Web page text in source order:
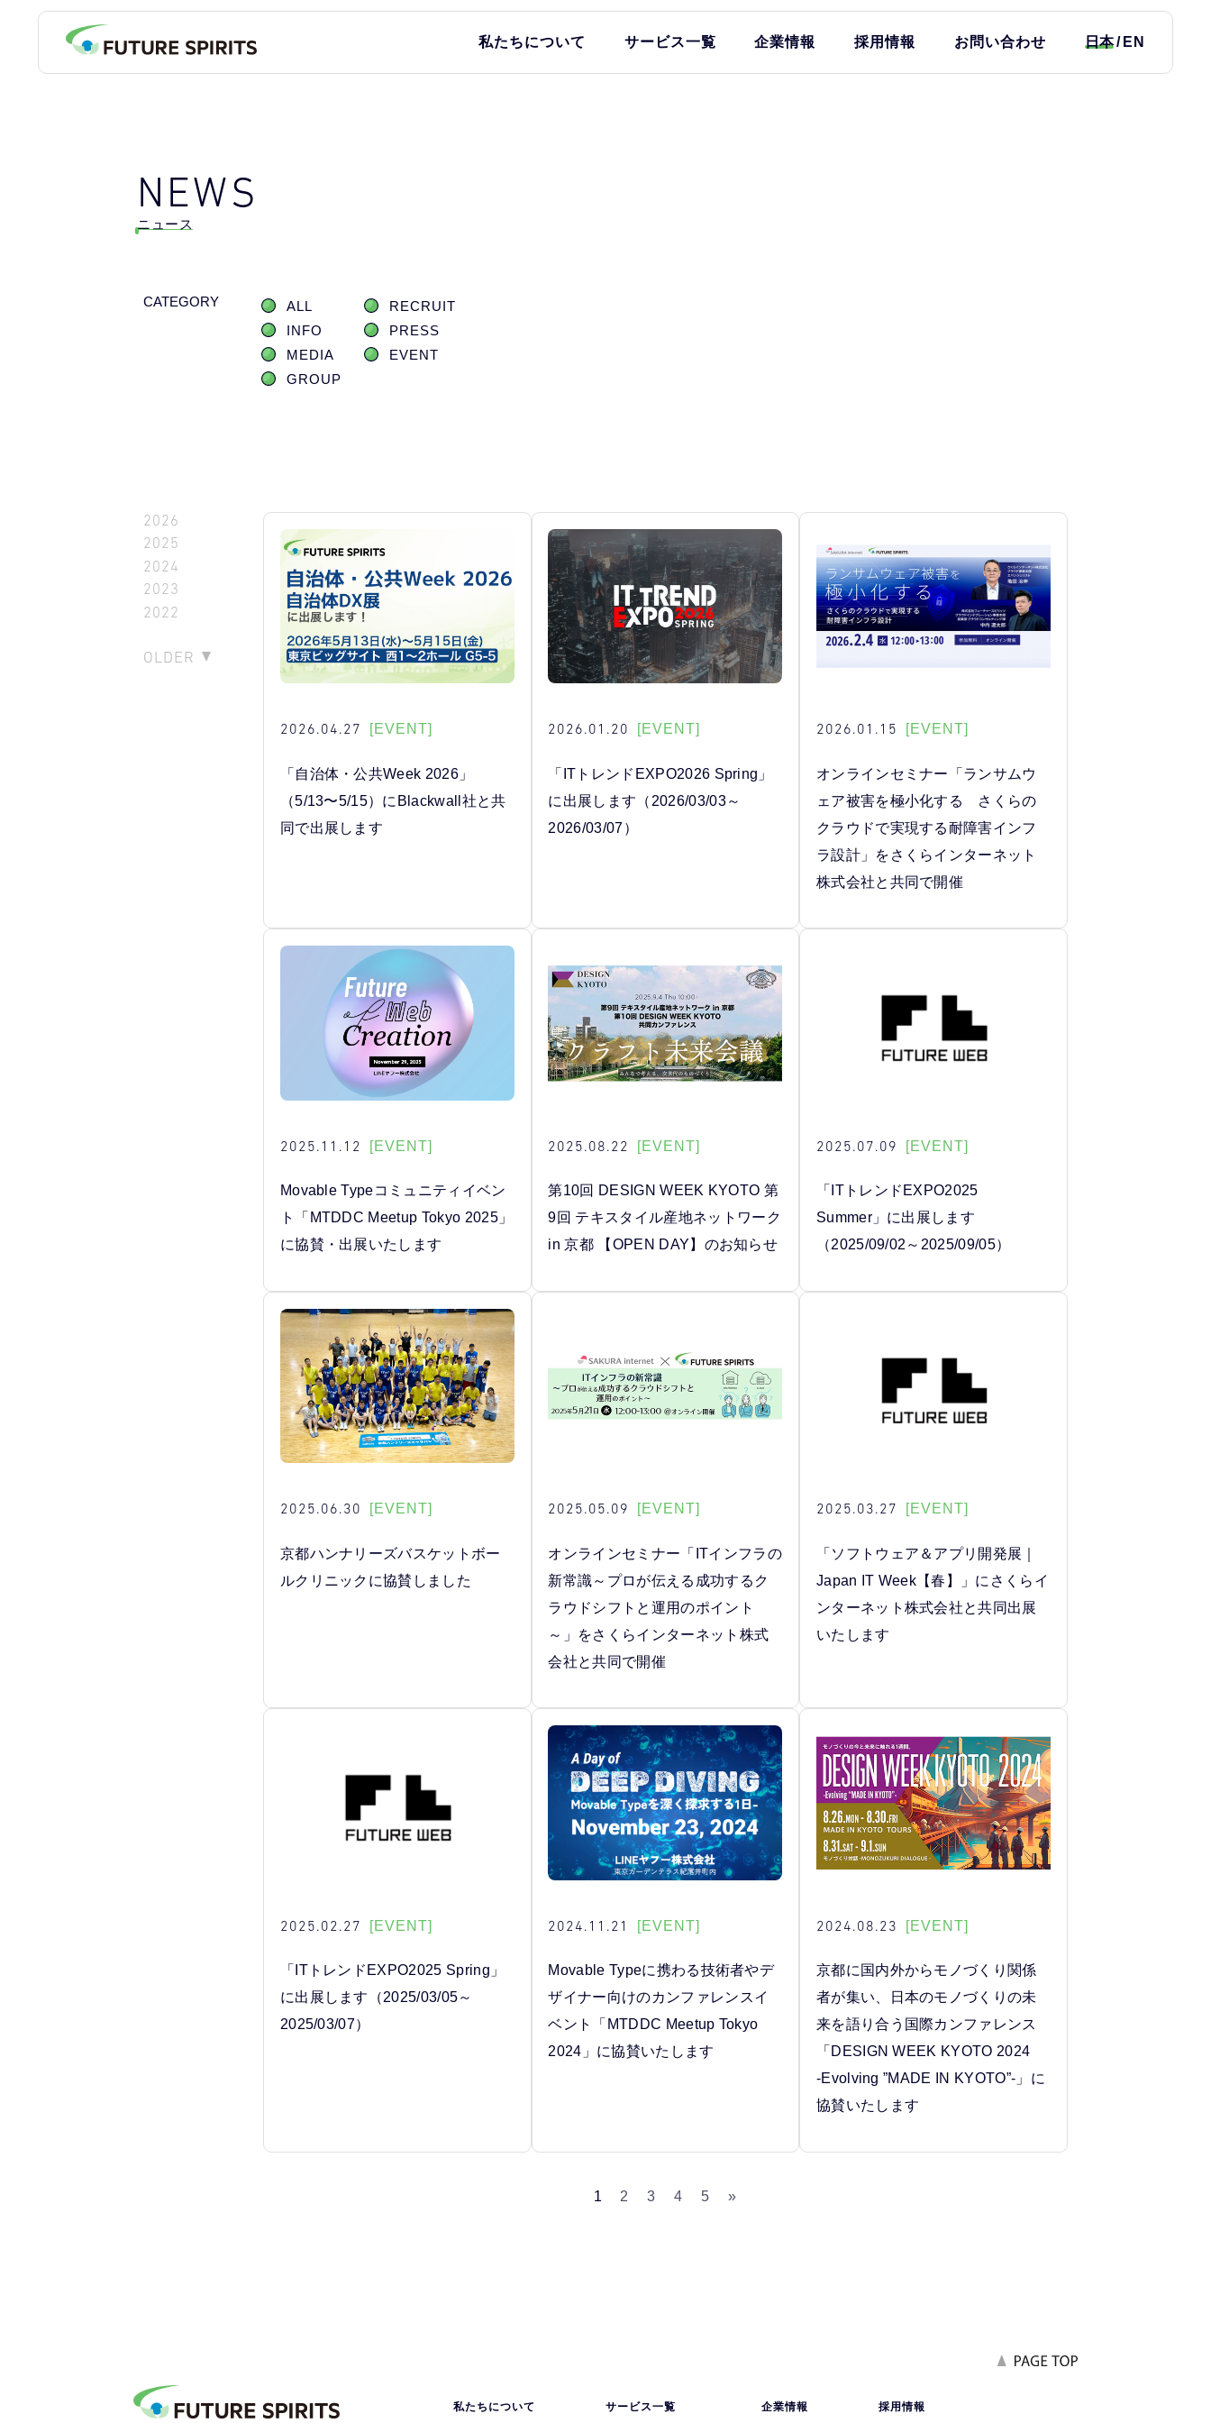
私たちについて サービス一覧 企業情報 採用情報 お問い合わせ 日本 EN
NEWS
ニュース
CATEGORY ALL
RECRUIT
INFO
PRESS
MEDIA
EVENT
GROUP
2026
2025
2024
2023
2022
OLDER
2026.04.27 [EVENT]
「自治体・公共Week 2026」
（5/13〜5/15）にBlackwall社と共
同で出展します
2026.01.20 [EVENT]
「ITトレンドEXPO2026 Spring」
に出展します（2026/03/03～
2026/03/07）
2026.01.15 [EVENT]
オンラインセミナー「ランサムウ
ェア被害を極小化する さくらの
クラウドで実現する耐障害インフ
ラ設計」をさくらインターネット
株式会社と共同で開催
2025.11.12 [EVENT]
Movable Typeコミュニティイベン
ト「MTDDC Meetup Tokyo 2025」
に協賛・出展いたします
2025.08.22 [EVENT]
第10回 DESIGN WEEK KYOTO 第
9回 テキスタイル産地ネットワーク
in 京都 【OPEN DAY】のお知らせ
2025.07.09 [EVENT]
「ITトレンドEXPO2025
Summer」に出展します
（2025/09/02～2025/09/05）
2025.06.30 [EVENT]
京都ハンナリーズバスケットボー
ルクリニックに協賛しました
2025.05.09 [EVENT]
オンラインセミナー「ITインフラの
新常識～プロが伝える成功するク
ラウドシフトと運用のポイント
～」をさくらインターネット株式
会社と共同で開催
2025.03.27 [EVENT]
「ソフトウェア＆アプリ開発展｜
Japan IT Week【春】」にさくらイ
ンターネット株式会社と共同出展
いたします
2025.02.27 [EVENT]
「ITトレンドEXPO2025 Spring」
に出展します（2025/03/05～
2025/03/07）
2024.11.21 [EVENT]
Movable Typeに携わる技術者やデ
ザイナー向けのカンファレンスイ
ベント「MTDDC Meetup Tokyo
2024」に協賛いたします
2024.08.23 [EVENT]
京都に国内外からモノづくり関係
者が集い、日本のモノづくりの未
来を語り合う国際カンファレンス
「DESIGN WEEK KYOTO 2024
‐Evolving ”MADE IN KYOTO”‐」に
協賛いたします
1 2 3 4 5 »
私たちについて サービス一覧 企業情報 採用情報